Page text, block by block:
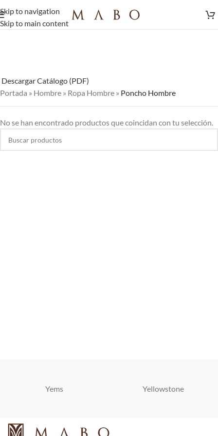
Skip to navigation
Skip to main content
Descargar Catálogo (PDF)
Portada » Hombre » Ropa Hombre » Poncho Hombre
No se han encontrado productos que coincidan con tu selección.
Yems Yellowstone